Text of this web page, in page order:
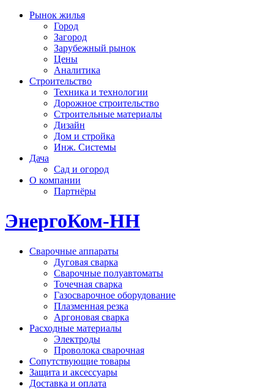
Рынок жилья
Город
Загород
Зарубежный рынок
Цены
Аналитика
Строительство
Техника и технологии
Дорожное строительство
Строительные материалы
Дизайн
Дом и стройка
Инж. Системы
Дача
Сад и огород
О компании
Партнёры
ЭнергоКом-НН
Сварочные аппараты
Дуговая сварка
Сварочные полуавтоматы
Точечная сварка
Газосварочное оборудование
Плазменная резка
Аргоновая сварка
Расходные материалы
Электроды
Проволока сварочная
Сопутствующие товары
Защита и аксессуары
Доставка и оплата